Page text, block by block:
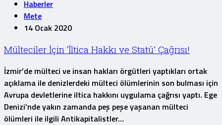
Haberler
Mete
14 Ocak 2020
Mülteciler İçin ‘İltica Hakkı ve Statü’ Çağrısı!
İzmir’de mülteci ve insan hakları örgütleri yaptıkları ortak
açıklama ile denizlerdeki mülteci ölümlerinin son bulması için
Avrupa devletlerine iltica hakkını uygulama çağrısı yaptı. Ege
Denizi’nde yakın zamanda peş peşe yaşanan mülteci
ölümleri ile ilgili Antikapitalistler…